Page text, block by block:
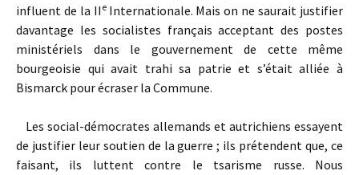
influent de la II e Internationale. Mais on ne saurait justifier
davantage les socialistes français acceptant des postes
ministériels dans le gouvernement de cette même
bourgeoisie qui avait trahi sa patrie et s’était alliée à
Bismarck pour écraser la Commune.
Les social-démocrates allemands et autrichiens essayent
de justifier leur soutien de la guerre ; ils prétendent que, ce
faisant, ils luttent contre le tsarisme russe. Nous